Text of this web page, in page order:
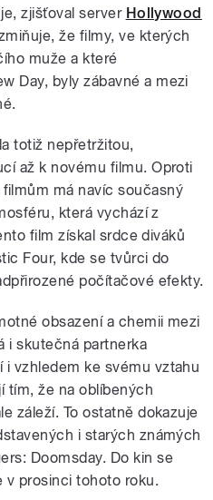
zjišťoval server Hollywood
že filmy, ve kterých
muže a které
Day, byly zábavné a mezi
totiž nepřetržitou,
až k novému filmu. Oproti
má navíc současný
která vychází z
film získal srdce diváků
Four, kde se tvůrci do
počítačové efekty.
obsazení a chemii mezi
i skutečná partnerka
i vzhledem ke svému vztahu
tím, že na oblíbených
záleží. To ostatně dokazuje
i starých známých
Doomsday. Do kin se
v prosinci tohoto roku.